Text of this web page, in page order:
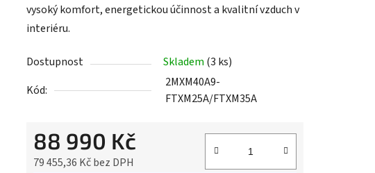
vysoký komfort, energetickou účinnost a kvalitní vzduch v
interiéru.
Dostupnost Skladem (3 ks)
Kód:
2MXM40A9-
FTXM25A/FTXM35A
88 990 Kč
79 455,36 Kč bez DPH